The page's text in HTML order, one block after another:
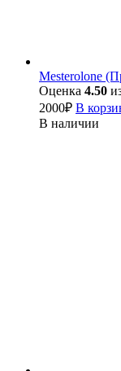
Mesterolone
Оценка 4.50
2000₽ В
В наличии